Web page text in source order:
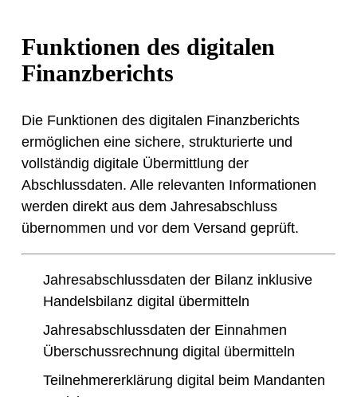
Funktionen des digitalen
Finanzberichts
Die Funktionen des digitalen Finanzberichts
ermöglichen eine sichere, strukturierte und
vollständig digitale Übermittlung der
Abschlussdaten. Alle relevanten Informationen
werden direkt aus dem Jahresabschluss
übernommen und vor dem Versand geprüft.
Jahresabschlussdaten der Bilanz inklusive
Handelsbilanz digital übermitteln
Jahresabschlussdaten der Einnahmen
Überschussrechnung digital übermitteln
Teilnehmererklärung digital beim Mandanten